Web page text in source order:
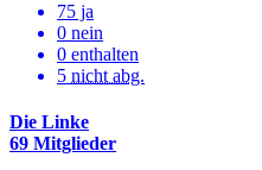
75 ja
0 nein
0 enthalten
5 nicht abg.
Die Linke
69 Mitglieder